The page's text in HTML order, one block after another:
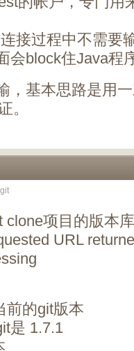
接过程中不需要
会block住Java程
，基本思路是用
。
git
clone项目的版本
URL
前的git版本
是 1.7.1